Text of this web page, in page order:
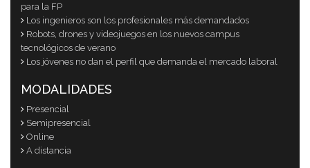
para la FP
Los ingenieros son los profesionales más demandados
Robots, drones y videojuegos en los nuevos campus
tecnológicos de verano
Los jóvenes no dan el perfil que demanda el mercado laboral
MODALIDADES
Presencial
Semipresencial
Online
A distancia